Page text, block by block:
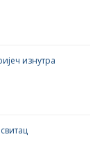
изнутра